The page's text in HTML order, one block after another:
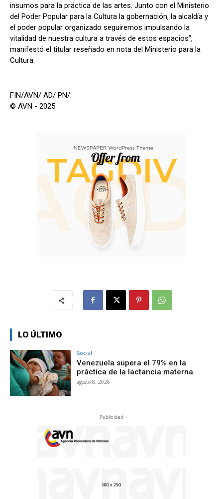
insumos para la práctica de las artes. Junto con el Ministerio
del Poder Popular para la Cultura la gobernación, la alcaldía y
el poder popular organizado seguiremos impulsando la
vitalidad de nuestra cultura a través de estos espacios”,
manifestó el titular reseñado en nota del Ministerio para la
Cultura.
FIN/AVN/ AD/ PN/
© AVN - 2025
LO ÚLTIMO
Social
Venezuela supera el 79% en la
práctica de la lactancia materna
agosto 8, 2026
- Publicidad -